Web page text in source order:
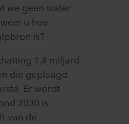
we geen water
u hoe
is?
1,8 miljard
die geplaagd
Er wordt
2030 is
van de